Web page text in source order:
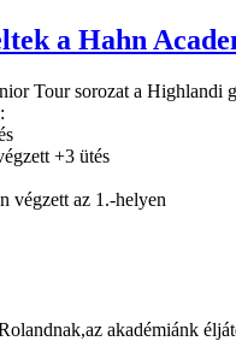
a Hahn
Tour sorozat a
+3 ütés
végzett az 1.-helyen
akadémiánk